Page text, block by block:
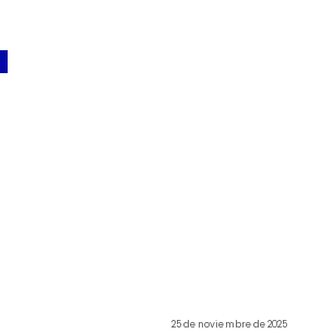
25 de noviembre de 2025